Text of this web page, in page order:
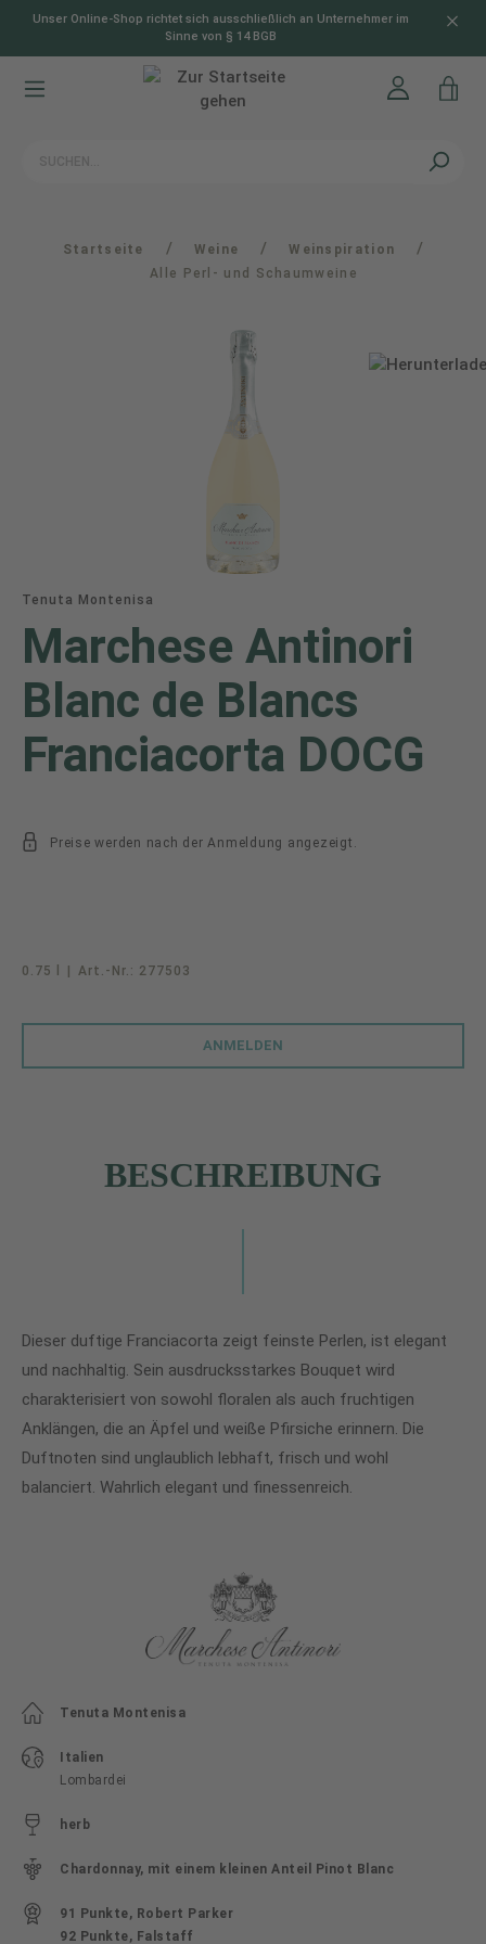
springen
Unser Online-Shop richtet sich ausschließlich an Unternehmer im
Sinne von § 14 BGB
Startseite / Weine / Weinspiration /
Alle Perl- und Schaumweine
Tenuta Montenisa
Marchese Antinori
Blanc de Blancs
Franciacorta DOCG
Preise werden nach der Anmeldung angezeigt.
0.75 l Art.-Nr.: 277503
ANMELDEN
BESCHREIBUNG
Dieser duftige Franciacorta zeigt feinste Perlen, ist elegant
und nachhaltig. Sein ausdrucksstarkes Bouquet wird
charakterisiert von sowohl floralen als auch fruchtigen
Anklängen, die an Äpfel und weiße Pfirsiche erinnern. Die
Duftnoten sind unglaublich lebhaft, frisch und wohl
balanciert. Wahrlich elegant und finessenreich.
Tenuta Montenisa
Italien
Lombardei
herb
Chardonnay, mit einem kleinen Anteil Pinot Blanc
91 Punkte, Robert Parker
92 Punkte, Falstaff